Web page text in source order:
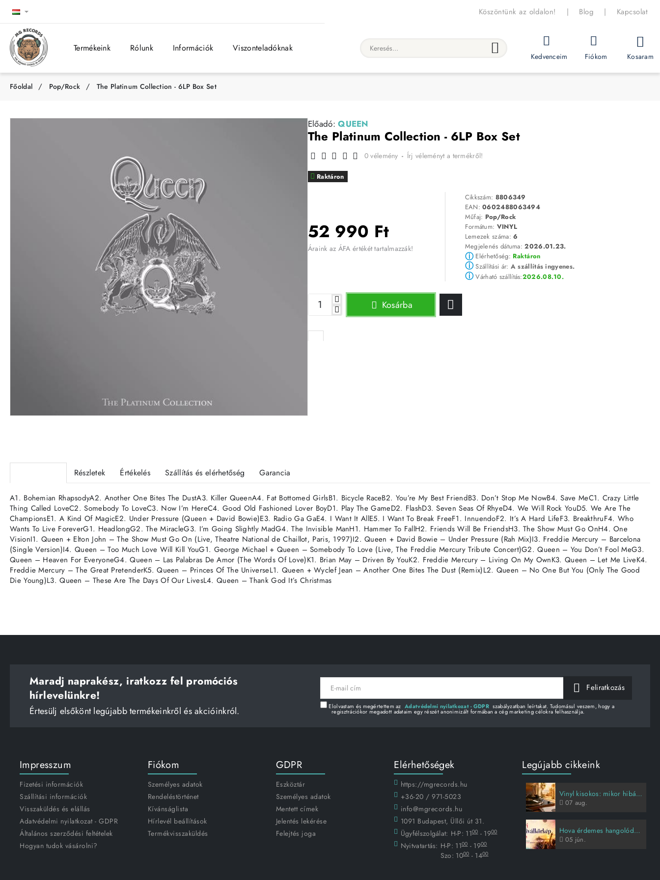
Köszöntünk az oldalon! | Blog | Kapcsolat
Termékeink Rólunk Információk Viszonteladóknak Keresés...
Kedvenceim Fiókom Kosaram
Pop/Rock The Platinum Collection - 6LP Box Set
Előadó:QUEEN
The Platinum Collection - 6LP Box Set
Raktáron
0 vélemény - Írj véleményt a termékről!
52 990 Ft
Áraink az ÁFA értékét tartalmazzák!
Cikkszám: 8806349
EAN:0602488063494
Műfaj: Pop/Rock
Formátum: VINYL
Lemezek száma:6
Megjelenés dátuma:2026.01.23.
ⓘElérhetőség: Raktáron
ⓘVárható szállítás:2026.08.10.
ⓘSzállítási ár: A szállítás ingyenes.
Kosárba
Részletek Értékelés Szállítás és elérhetőség Garancia
A1. Bohemian RhapsodyA2. Another One Bites The DustA3. Killer QueenA4. Fat Bottomed GirlsB1. Bicycle RaceB2. You’re My Best FriendB3. Don’t Stop Me NowB4. Save MeC1. Crazy Little
Thing Called LoveC2. Somebody To LoveC3. Now I’m HereC4. Good Old Fashioned Lover BoyD1. Play The GameD2. FlashD3. Seven Seas Of RhyeD4. We Will Rock YouD5. We Are The
ChampionsE1. A Kind Of MagicE2. Under Pressure (Queen + David Bowie)E3. Radio Ga GaE4. I Want It AllE5. I Want To Break FreeF1. InnuendoF2. It’s A Hard LifeF3. BreakthruF4. Who
Wants To Live ForeverG1. HeadlongG2. The MiracleG3. I’m Going Slightly MadG4. The Invisible ManH1. Hammer To FallH2. Friends Will Be FriendsH3. The Show Must Go OnH4. One
VisionI1. Queen + Elton John – The Show Must Go On (Live, Theatre National de Chaillot, Paris, 1997)I2. Queen + David Bowie – Under Pressure (Rah Mix)I3. Freddie Mercury – Barcelona
(Single Version)I4. Queen – Too Much Love Will Kill YouG1. George Michael + Queen – Somebody To Love (Live, The Freddie Mercury Tribute Concert)G2. Queen – You Don’t Fool MeG3.
Queen – Heaven For EveryoneG4. Queen – Las Palabras De Amor (The Words Of Love)K1. Brian May – Driven By YouK2. Freddie Mercury – Living On My OwnK3. Queen – Let Me LiveK4.
Freddie Mercury – The Great PretenderK5. Queen – Princes Of The UniverseL1. Queen + Wyclef Jean – Another One Bites The Dust (Remix)L2. Queen – No One But You (Only The Good
Die Young)L3. Queen – These Are The Days Of Our LivesL4. Queen – Thank God It’s Christmas
Maradj naprakész, iratkozz fel promóciós
hírlevelünkre!
Értesülj elsőkönt legújabb termékeinkről és akcióinkról.
E-
mail Feliratkozás
Elolvastam és megértettem az Adatvédelmi nyilatkozat - GDPR szabályzatban leírtakat. Tudomásul veszem, hogy a
regisztrációkor megadott adataim egy részét anonimizált formában a cég marketing célokra felhasználja.
Impresszum
Fizetési információk
Szállítási információk
Visszaküldés és elállás
Adatvédelmi nyilatkozat - GDPR
Általános szerződési feltételek
Hogyan tudok vásárolni?
Fiókom
Személyes adatok
Rendeléstörténet
Kívánságlista
Hírlevél beállítások
Termékvisszaküldés
GDPR
Eszköztár
Személyes adatok
Mentett címek
Jelentés lekérése
Felejtés joga
Elérhetőségek
https://mgrecords.hu
+36-20 / 971-5023
info@mgrecords.hu
1091 Budapest, Üllői út 31.
Ügyfélszolgálat: H-P: 1100- 1900
Nyitvatartás: H-P: 1100- 1900
Szo: 1000- 1400
Legújabb cikkeink
Vinyl kisokos: mikor hibás a lemez, és hogyan vigyázz rá?
07 aug.
Hova érdemes hangolódni idén nyáron?
05 jún.